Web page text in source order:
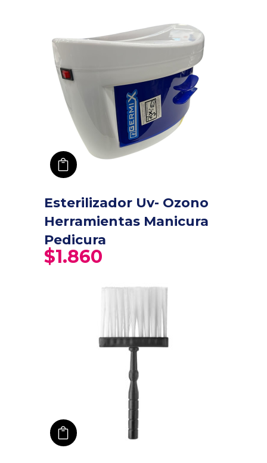
Esterilizador Uv- Ozono
Herramientas Manicura
Pedicura
$1.860
añadir a carro